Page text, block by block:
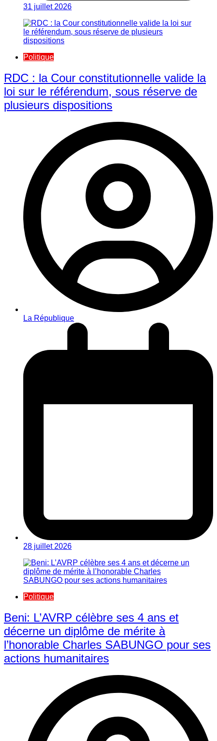
31 juillet 2026
Politique
RDC : la Cour constitutionnelle valide la
loi sur le référendum, sous réserve de
plusieurs dispositions
La République
28 juillet 2026
Politique
Beni: L’AVRP célèbre ses 4 ans et
décerne un diplôme de mérite à
l’honorable Charles SABUNGO pour ses
actions humanitaires